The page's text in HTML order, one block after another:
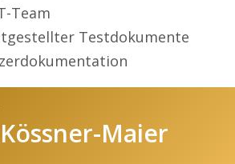
Team
Testdokumente
Maier